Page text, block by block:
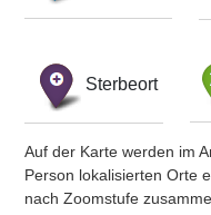
Sterbeort
Auf der Karte werden im
Person lokalisierten Orte
nach Zoomstufe